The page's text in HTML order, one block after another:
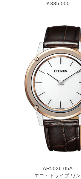
￥385,000
AR5026-05A
エコ・ドライブ ワン